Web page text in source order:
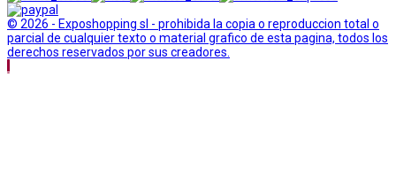
© 2026 - Exposhopping sl - prohibida la copia o reproduccion total o
parcial de cualquier texto o material grafico de esta pagina, todos los
derechos reservados por sus creadores.